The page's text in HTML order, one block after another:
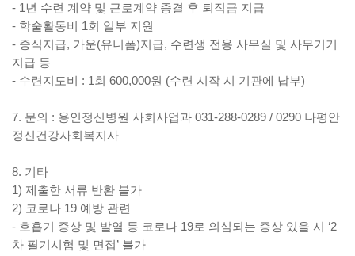
- 1 년 수련 계약 및 근로계약 종결 후 퇴직금 지급
- 학술활동비 1 회 일부 지원
- 중식지급, 가운(유니폼)지급, 수련생 전용 사무실 및 사무기기
지급 등
- 수련지도비 : 1 회 600,000원 (수련 시작 시 기관에 납부)
7. 문의 : 용인정신병원 사회사업과 031-288-0289 / 0290 나평안
정신건강사회복지사
8. 기타
1) 제출한 서류 반환 불가
2) 코로나 19 예방 관련
- 호흡기 증상 및 발열 등 코로나 19로 의심되는 증상 있을 시 ‘2
차 필기시험 및 면접’ 불가